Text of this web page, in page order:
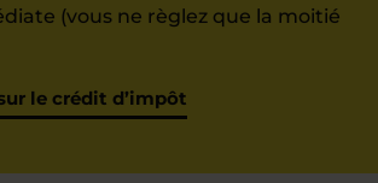
(vous ne règlez que la moitié
le crédit d’impôt